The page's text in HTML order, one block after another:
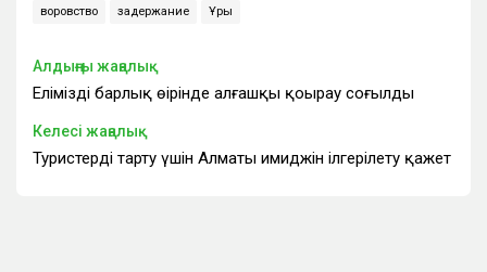
воровство задержание Ұры
Алдыңғы жаңалық
Еліміздің барлық өңірінде алғашқы қоңырау соғылды
Келесі жаңалық
Туристерді тарту үшін Алматы имиджін ілгерілету қажет